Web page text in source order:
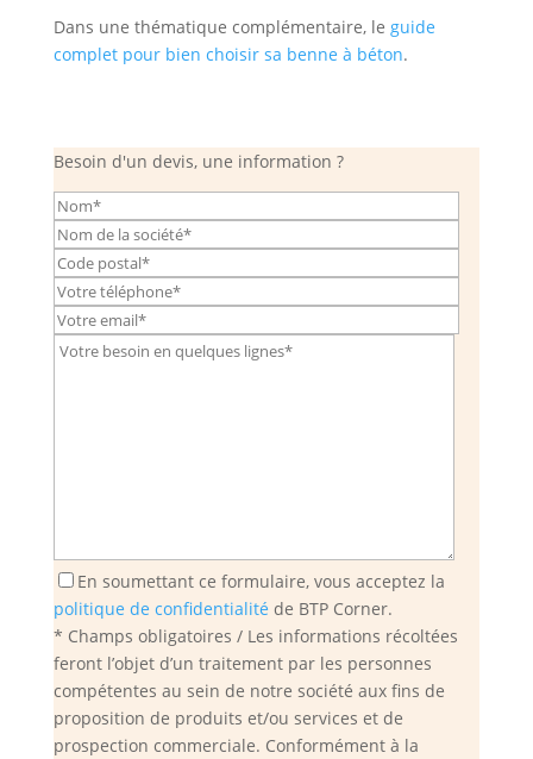
Dans une thématique complémentaire, le guide
complet pour bien choisir sa benne à béton.
Besoin d'un devis, une information ?
En soumettant ce formulaire, vous acceptez la
politique de confidentialité de BTP Corner.
* Champs obligatoires / Les informations récoltées
feront l’objet d’un traitement par les personnes
compétentes au sein de notre société aux fins de
proposition de produits et/ou services et de
prospection commerciale. Conformément à la